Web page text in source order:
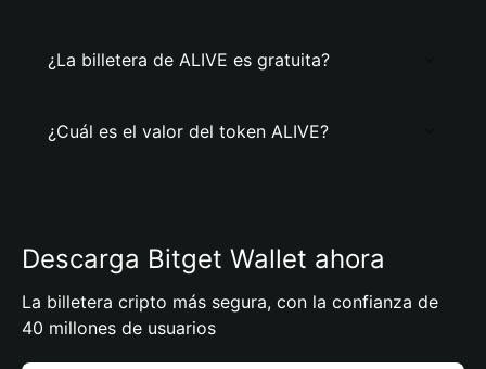
¿La billetera de ALIVE es gratuita?
¿Cuál es el valor del token ALIVE?
Descarga Bitget Wallet ahora
La billetera cripto más segura, con la confianza de
40 millones de usuarios